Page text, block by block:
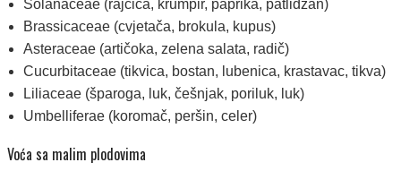
Solanaceae (rajčica, krumpir, paprika, patlidžan)
Brassicaceae (cvjetača, brokula, kupus)
Asteraceae (artičoka, zelena salata, radič)
Cucurbitaceae (tikvica, bostan, lubenica, krastavac, tikva)
Liliaceae (šparoga, luk, češnjak, poriluk, luk)
Umbelliferae (koromač, peršin, celer)
Voća sa malim plodovima